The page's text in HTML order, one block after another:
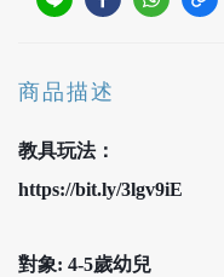
商品描述
教具玩法：
https://bit.ly/3lgv9iE
對象: 4-5歲幼兒